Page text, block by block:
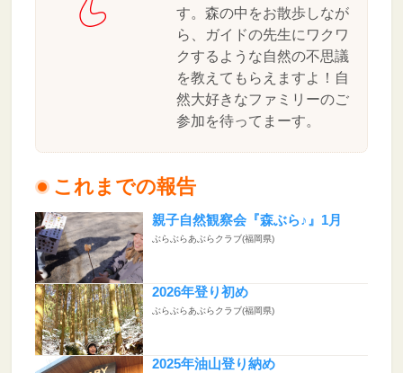
す。森の中をお散歩しなが
ら、ガイドの先生にワクワ
クするような自然の不思議
を教えてもらえますよ！自
然大好きなファミリーのご
参加を待ってまーす。
これまでの報告
親子自然観察会『森ぶら♪』1月
ぶらぶらあぶらクラブ(福岡県)
2026年登り初め
ぶらぶらあぶらクラブ(福岡県)
2025年油山登り納め